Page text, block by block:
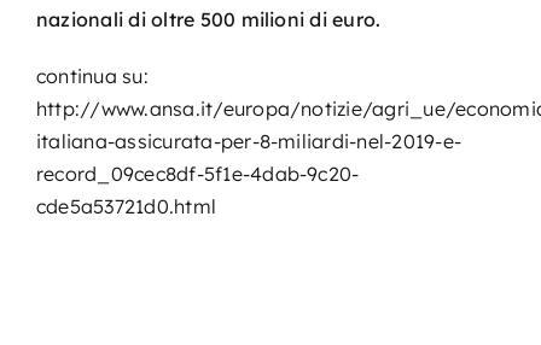
nazionali di oltre 500 milioni di euro.
continua su:
http://www.ansa.it/europa/notizie/agri_ue/
italiana-assicurata-per-8-miliardi-nel-2019-e-
record_09cec8df-5f1e-4dab-9c20-
cde5a53721d0.html